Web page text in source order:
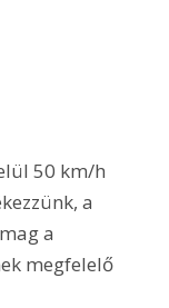
50 km/h
a
a
megfelelő